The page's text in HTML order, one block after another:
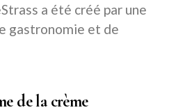
a été créé par une
gastronomie et de
de la crème